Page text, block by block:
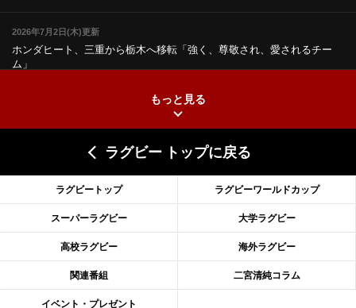
2026年7月2日(木)更新
ホンダヒート、三重から栃木へ移転「強く、尊敬され、愛されるチー
ム」
2026年6月18日(木)更新
滑川剛人レフリー、早過ぎる引退「27年W杯の主審、遠のいた夢」
2026年6月11日(木)更新
神戸、リーグワン初優勝の道のりデイブ・レニーHCの功績と財産
2026年6月4日(木)更新
“泣き虫先生”こと山口良治氏死去「信は力なり」骨太の教育方針
もっと見る
ラグビー トップに戻る
ラグビートップ ラグビーワールドカップ
スーパーラグビー 大学ラグビー
高校ラグビー 海外ラグビー
関連番組 二宮清純コラム
イベント・プレゼント